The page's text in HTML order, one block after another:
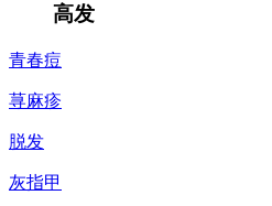
高发
青春痘
荨麻疹
脱发
灰指甲